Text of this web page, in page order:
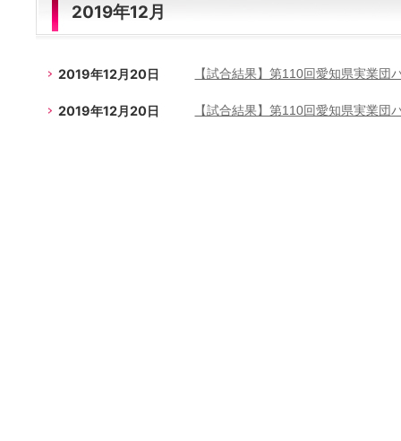
2019年12月
2019年12月20日 【試合結果】第110回愛知県実業
2019年12月20日 【試合結果】第110回愛知県実業